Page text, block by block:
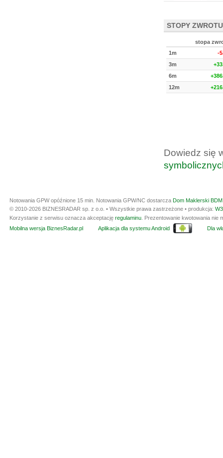
STOPY ZWROTU
stopa
1m
-
3m
6m
12m
Dowiedz się
Notowania GPW opóźnione 15 min. Notowania GPW/NC dostarcza Dom Maklerski
© 2010-2026 BIZNESRADAR sp. z o.o. • Wszystkie prawa zastrzeżone • produkcja:
Korzystanie z serwisu oznacza akceptację regulaminu . Prezentowanie kwotowania
Mobilna wersja BiznesRadar.pl
Aplikacja dla systemu Android Dla